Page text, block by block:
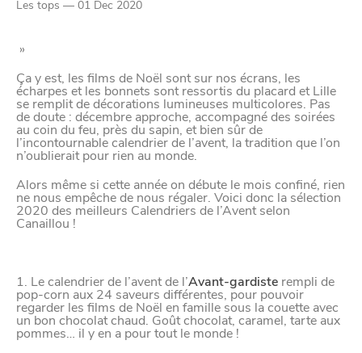
Les tops — 01 Dec 2020
»
Ça y est, les films de Noël sont sur nos écrans, les
écharpes et les bonnets sont ressortis du placard et Lille
se remplit de décorations lumineuses multicolores. Pas
de doute : décembre approche, accompagné des soirées
au coin du feu, près du sapin, et bien sûr de
l’incontournable calendrier de l’avent, la tradition que l’on
n’oublierait pour rien au monde.
Alors même si cette année on débute le mois confiné, rien
ne nous empêche de nous régaler. Voici donc la sélection
2020 des meilleurs Calendriers de l’Avent selon
Canaillou !
1. Le calendrier de l’avent de l’Avant-gardiste rempli de
pop-corn aux 24 saveurs différentes, pour pouvoir
regarder les films de Noël en famille sous la couette avec
un bon chocolat chaud. Goût chocolat, caramel, tarte aux
pommes… il y en a pour tout le monde !
YouTube
confidentialité
Afin de faciliter votre navigation et de vous
des cookies pour améliorer le site aux besoins des
visiteurs, notamment selon la fréquentation.